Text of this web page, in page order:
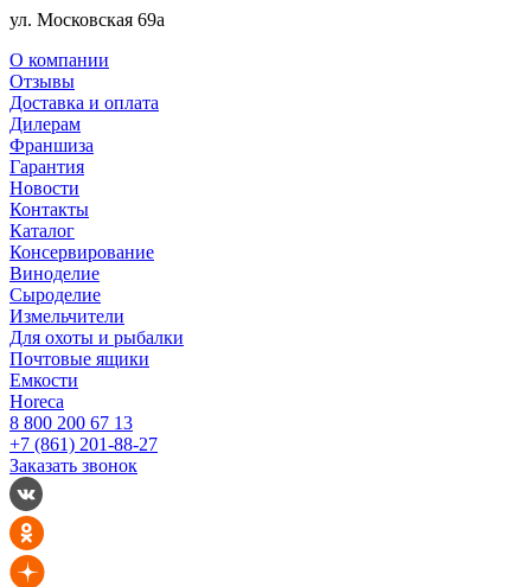
ул. Московская 69а
О компании
Отзывы
Доставка и оплата
Дилерам
Франшиза
Гарантия
Новости
Контакты
Каталог
Консервирование
Виноделие
Сыроделие
Измельчители
Для охоты и рыбалки
Почтовые ящики
Емкости
Horeca
8 800 200 67 13
+7 (861) 201-88-27
Заказать звонок